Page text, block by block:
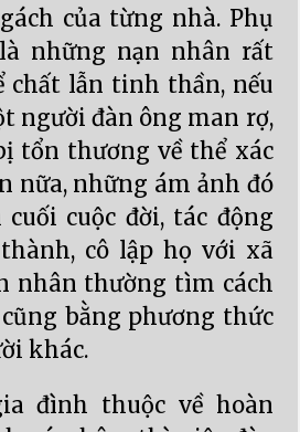
của từng nhà. Phụ
những nạn nhân rất
chất lẫn tinh thần, nếu
người đàn ông man rợ,
tổn thương về thể xác
nữa, những ám ảnh đó
cuối cuộc đời, tác động
cô lập họ với xã
nhân thường tìm cách
bằng phương thức
khác.
đình thuộc về hoàn